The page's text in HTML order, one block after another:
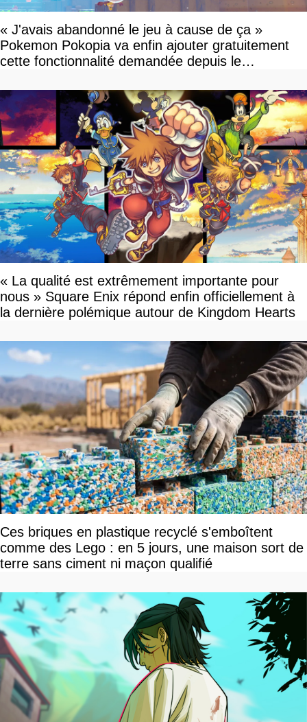
« J'avais abandonné le jeu à cause de ça »
Pokemon Pokopia va enfin ajouter gratuitement
cette fonctionnalité demandée depuis le
« La qualité est extrêmement importante pour
nous » Square Enix répond enfin officiellement à
la dernière polémique autour de Kingdom Hearts
Ces briques en plastique recyclé s'emboîtent
comme des Lego : en 5 jours, une maison sort de
terre sans ciment ni maçon qualifié